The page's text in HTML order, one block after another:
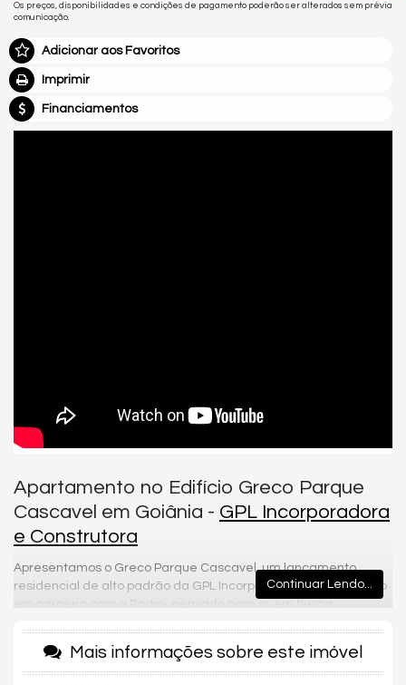
Os preços, disponibilidades e condições de pagamento poderão ser alterados sem prévia
comunicação.
Adicionar aos Favoritos
Imprimir
Financiamentos
Apartamento no Edifício Greco Parque
Cascavel em Goiânia - GPL Incorporadora
e Construtora
Apresentamos o Greco Parque Cascavel, um lançamento
residencial de alto padrão da GPL Incorporadora, desenvolvido
em parceria com a Partini, pensado para quem busca
apartamentos de 2 e 3 quartos, com metragens entre
aproximadamente 64m² a 91m², com opções de até 3 suítes e
Continuar Lendo...
Mais informações sobre este imóvel